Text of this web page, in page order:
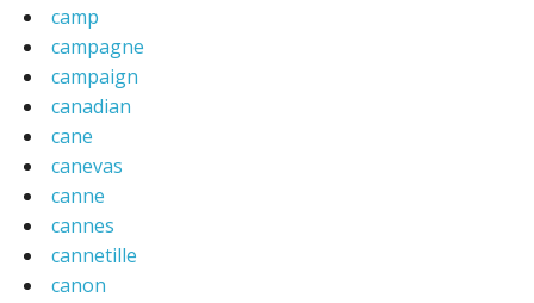
camp
campagne
campaign
canadian
cane
canevas
canne
cannes
cannetille
canon